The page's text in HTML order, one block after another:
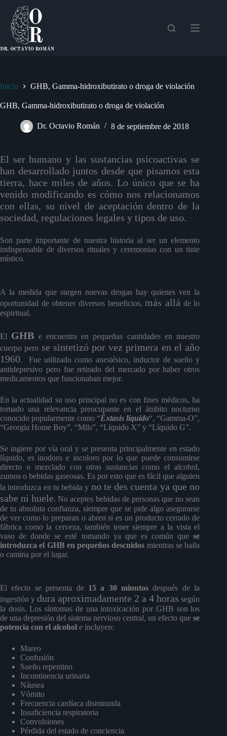
contenido
Inicio GHB, Gamma-hidroxibutirato o droga de violación
GHB, Gamma-hidroxibutirato o droga de violación
Dr. Octavio Román 8 de septiembre de 2018
El ser humano y las sustancias psicoactivas se
han desarrollado juntos desde que pisamos esta
tierra, hace miles de años. Lo único que se ha
venido modificando es cómo nos relacionamos
con ellas, su nivel de aceptación dentro de la
sociedad, regulaciones legales y tipos de uso.
Son parte importante de nuestra historia al ser un elemento
indispensable de diversos rituales y ceremonias con un tinte
místico.
A la medida que surgen nuevas drogas hay quienes ven la
oportunidad de obtener diversos beneficios,más allá de lo
espiritual.
El GHB e encuentra en pequeñas cantidades en nuestro
cuerpo pero se sintetizó por vez primera en el año
1960. Fue utilizado como anestésico, inductor de sueño y
antidepresivo pero fue retirado del mercado por haber otros
medicamentos que funcionaban mejor.
En la actualidad su uso principal no es con fines médicos, ha
tomado una relevancia preocupante en el ámbito nocturno
conocido popularmente como “Éxtasis líquido“, “Gamma-O”,
“Georgia Home Boy”, “Mils”, “Líquido X” y “Líquido G”.
Se ingiere por vía oral y se presenta principalmente en estado
líquido, es inodoro e incoloro por lo que puede consumirse
directo o mezclado con otras sustancias como el alcohol,
zumos o bebidas gaseosas. Es por esto que es fácil que alguien
la introduzca en tu bebida y no te des cuenta ya que no
sabe ni huele. No aceptes bebidas de personas que no sean
de tu absoluta confianza, siempre que se pide algo asegurarse
de ver como lo preparan o abren si es un producto cerrado de
fábrica como la cerveza, también tener siempre a la vista el
vaso de donde se esté tomando ya que es común quese
introduzca el GHB en pequeños descuidos mientras se baila
o camina por el lugar.
El efecto se presenta de 15 a 30 minutos después de la
ingestión ydura aproximadamente 2 a 4 horas según
la dosis. Los síntomas de una intoxicación por GHB son los
de una depresión del sistema nervioso central, un efecto quese
potencia con el alcohol e incluyen:
Mareo
Confusión
Sueño repentino
Incontinencia urinaria
Náusea
Vómito
Frecuencia cardíaca disminuida
Insuficiencia respiratoria
Convulsiones
Pérdida del estado de conciencia